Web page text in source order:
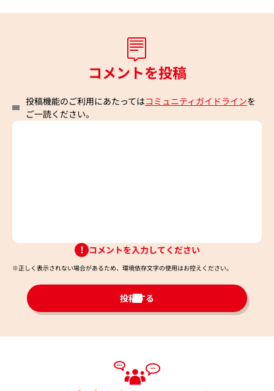
コメントを投稿
投稿機能のご利用にあたってはコミュニティガイドラインを
ご一読ください。
コメントを入力してください
※正しく表示されない場合があるため、環境依存文字の使用はお控えください。​
投稿する